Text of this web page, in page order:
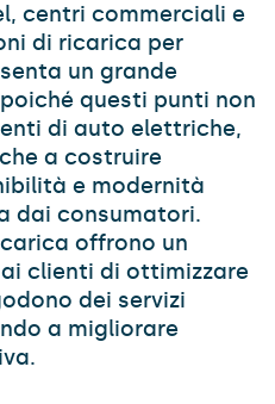
centri commerciali e
di ricarica per
un grande
questi punti non
di auto elettriche,
a costruire
e modernità
dai consumatori.
offrono un
clienti di ottimizzare
dei servizi
a migliorare